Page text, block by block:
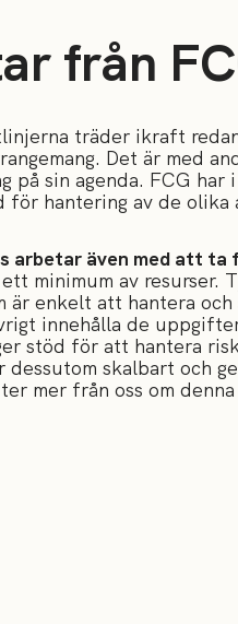
från
träder ikraft
Det är med
på sin agenda. FCG
för hantering av de olika
arbetar även med att ta
minimum av resurser.
är enkelt att hantera
innehålla de
stöd för att hantera
dessutom skalbart och
mer från oss om